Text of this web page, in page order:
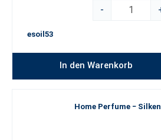
-
esoil53
In den Warenkorb
Home Perfume −